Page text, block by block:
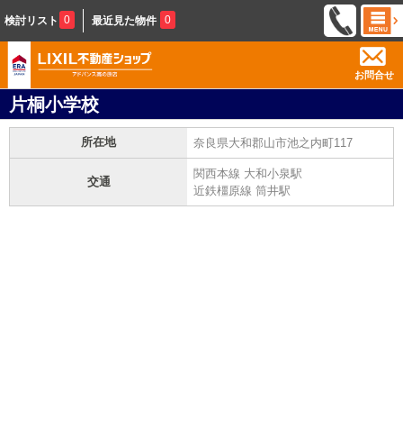
検討リスト 0 最近見た物件 0
お問合せ
片桐小学校
所在地 奈良県大和郡山市池之内町117
交通
関西本線 大和小泉駅
近鉄橿原線 筒井駅